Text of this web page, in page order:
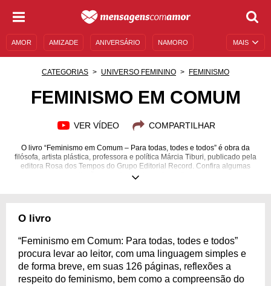
MAIS
AMOR AMIZADE ANIVERSÁRIO NAMORO
CATEGORIAS UNIVERSO FEMININO FEMINISMO
FEMINISMO EM COMUM
VER VÍDEO COMPARTILHAR
O livro “Feminismo em Comum – Para todas, todes e todos” é obra da
filósofa, artista plástica, professora e política Márcia Tiburi, publicado pela
editora Rosa dos Tempos do Grupo Editorial Record. Confira algumas
citações e curiosidades sobre o livro:
O livro
“Feminismo em Comum: Para todas, todes e todos”
procura levar ao leitor, com uma linguagem simples e
de forma breve, em suas 126 páginas, reflexões a
respeito do feminismo, bem como a compreensão do